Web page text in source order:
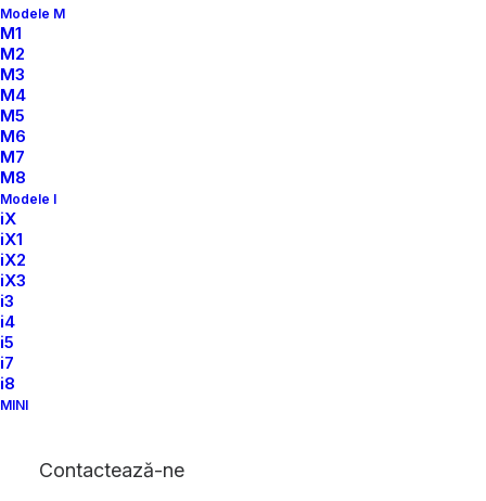
Modele M
M1
M2
M3
M4
M5
M6
M7
M8
Modele I
iX
iX1
iX2
iX3
i3
i4
i5
i7
i8
MINI
Contactează-ne